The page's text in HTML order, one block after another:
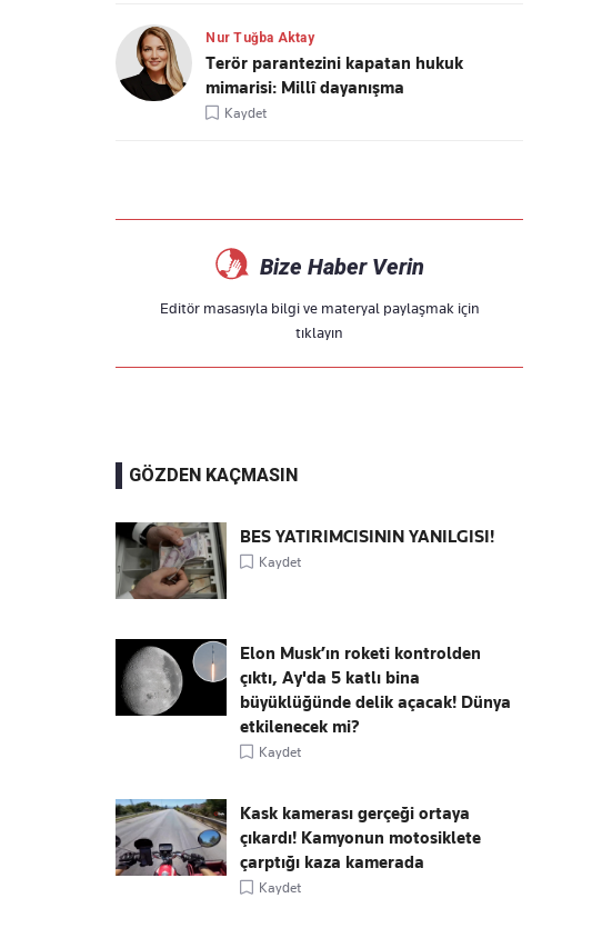
Nur Tuğba Aktay
Terör parantezini kapatan hukuk
mimarisi: Millî dayanışma
Kaydet
Bize Haber Verin
Editör masasıyla bilgi ve materyal paylaşmak için
tıklayın
GÖZDEN KAÇMASIN
BES YATIRIMCISININ YANILGISI!
Kaydet
Elon Musk’ın roketi kontrolden
çıktı, Ay'da 5 katlı bina
büyüklüğünde delik açacak! Dünya
etkilenecek mi?
Kaydet
Kask kamerası gerçeği ortaya
çıkardı! Kamyonun motosiklete
çarptığı kaza kamerada
Kaydet